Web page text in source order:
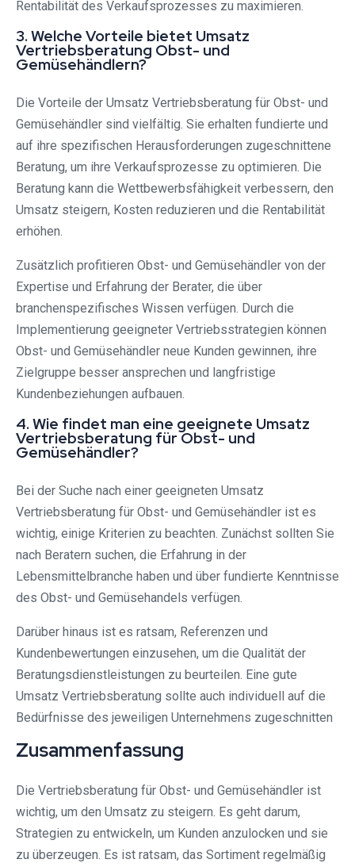
Rentabilität des Verkaufsprozesses zu maximieren.
3. Welche Vorteile bietet Umsatz
Vertriebsberatung Obst- und
Gemüsehändlern?
Die Vorteile der Umsatz Vertriebsberatung für Obst- und
Gemüsehändler sind vielfältig. Sie erhalten fundierte und
auf ihre spezifischen Herausforderungen zugeschnittene
Beratung, um ihre Verkaufsprozesse zu optimieren. Die
Beratung kann die Wettbewerbsfähigkeit verbessern, den
Umsatz steigern, Kosten reduzieren und die Rentabilität
erhöhen.
Zusätzlich profitieren Obst- und Gemüsehändler von der
Expertise und Erfahrung der Berater, die über
branchenspezifisches Wissen verfügen. Durch die
Implementierung geeigneter Vertriebsstrategien können
Obst- und Gemüsehändler neue Kunden gewinnen, ihre
Zielgruppe besser ansprechen und langfristige
Kundenbeziehungen aufbauen.
4. Wie findet man eine geeignete Umsatz
Vertriebsberatung für Obst- und
Gemüsehändler?
Bei der Suche nach einer geeigneten Umsatz
Vertriebsberatung für Obst- und Gemüsehändler ist es
wichtig, einige Kriterien zu beachten. Zunächst sollten Sie
nach Beratern suchen, die Erfahrung in der
Lebensmittelbranche haben und über fundierte Kenntnisse
des Obst- und Gemüsehandels verfügen.
Darüber hinaus ist es ratsam, Referenzen und
Kundenbewertungen einzusehen, um die Qualität der
Beratungsdienstleistungen zu beurteilen. Eine gute
Umsatz Vertriebsberatung sollte auch individuell auf die
Bedürfnisse des jeweiligen Unternehmens zugeschnitten
Zusammenfassung
Die Vertriebsberatung für Obst- und Gemüsehändler ist
wichtig, um den Umsatz zu steigern. Es geht darum,
Strategien zu entwickeln, um Kunden anzulocken und sie
zu überzeugen. Es ist ratsam, das Sortiment regelmäßig